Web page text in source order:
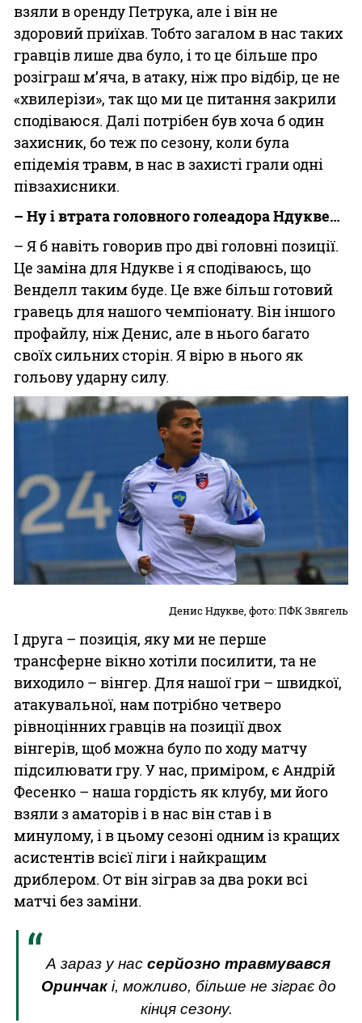
взяли в оренду Петрука, але і він не
здоровий приїхав. Тобто загалом в нас таких
гравців лише два було, і то це більше про
розіграш м’яча, в атаку, ніж про відбір, це не
«хвилерізи», так що ми це питання закрили
сподіваюся. Далі потрібен був хоча б один
захисник, бо теж по сезону, коли була
епідемія травм, в нас в захисті грали одні
півзахисники.
– Ну і втрата головного голеадора Ндукве…
– Я б навіть говорив про дві головні позиції.
Це заміна для Ндукве і я сподіваюсь, що
Венделл таким буде. Це вже більш готовий
гравець для нашого чемпіонату. Він іншого
профайлу, ніж Денис, але в нього багато
своїх сильних сторін. Я вірю в нього як
гольову ударну силу.
Денис Ндукве, фото: ПФК Звягель
І друга – позиція, яку ми не перше
трансферне вікно хотіли посилити, та не
виходило – вінгер. Для нашої гри – швидкої,
атакувальної, нам потрібно четверо
рівноцінних гравців на позиції двох
вінгерів, щоб можна було по ходу матчу
підсилювати гру. У нас, приміром, є Андрій
Фесенко – наша гордість як клубу, ми його
взяли з аматорів і в нас він став і в
минулому, і в цьому сезоні одним із кращих
асистентів всієї ліги і найкращим
дриблером. От він зіграв за два роки всі
матчі без заміни.
А зараз у нас серйозно травмувався
Оринчакі, можливо, більше не зіграє до
кінця сезону.